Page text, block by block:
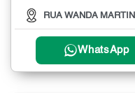
RUA WANDA MARTIN
WhatsApp